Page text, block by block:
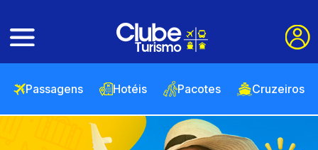
Passagens Hotéis Pacotes Cruzeiros